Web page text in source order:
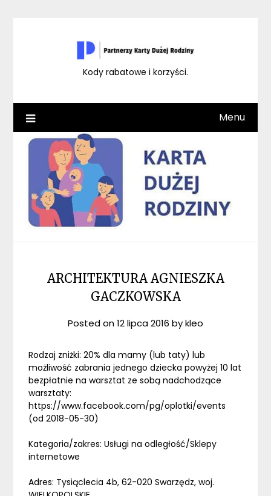
Kody rabatowe i korzyści.
Menu
ARCHITEKTURA AGNIESZKA
GACZKOWSKA
Posted on12 lipca 2016 bykleo
Rodzaj zniżki: 20% dla mamy (lub taty) lub
możliwość zabrania jednego dziecka powyżej 10 lat
bezpłatnie na warsztat ze sobą nadchodzące
warsztaty:
https://www.facebook.com/pg/oplotki/events
(od 2018-05-30)
Kategoria/zakres: Usługi na odległość/Sklepy
internetowe
Adres: Tysiąclecia 4b, 62-020 Swarzędz, woj.